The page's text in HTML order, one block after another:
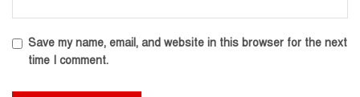
Save my name, email, and website in this browser for the next
time I comment.